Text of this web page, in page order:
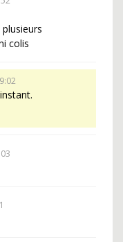
colis